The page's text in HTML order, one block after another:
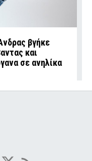
βγήκε
και
σε ανηλίκα